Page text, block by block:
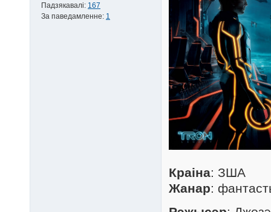
Падзякавалі: 167
За паведамленне: 1
Краіна: ЗША
Жанар: